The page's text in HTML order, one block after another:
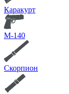
Каракурт
М-140
Скорпион